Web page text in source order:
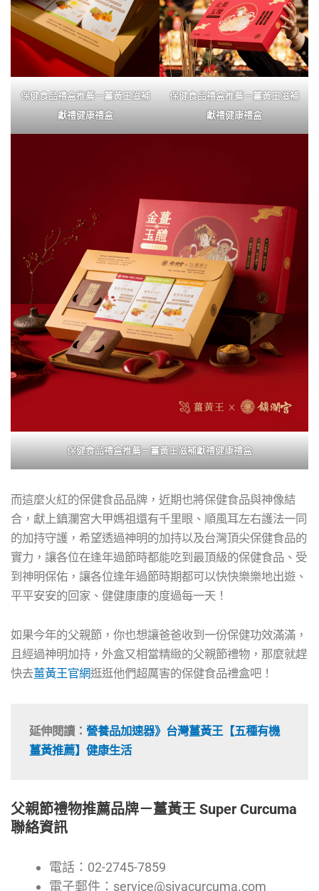
保健食品禮盒推薦－薑黃王滋補
獻禮健康禮盒
保健食品禮盒推薦－薑黃王滋補
獻禮健康禮盒
保健食品禮盒推薦－薑黃王滋補獻禮健康禮盒
而這麼火紅的保健食品品牌，近期也將保健食品與神像結
合，獻上鎮瀾宮大甲媽祖還有千里眼、順風耳左右護法一同
的加持守護，希望透過神明的加持以及台灣頂尖保健食品的
實力，讓各位在逢年過節時都能吃到最頂級的保健食品、受
到神明保佑，讓各位逢年過節時期都可以快快樂樂地出遊、
平平安安的回家、健健康康的度過每一天！
如果今年的父親節，你也想讓爸爸收到一份保健功效滿滿，
且經過神明加持，外盒又相當精緻的父親節禮物，那麼就趕
快去薑黃王官網逛逛他們超厲害的保健食品禮盒吧！
延伸閱讀：營養品加速器》台灣薑黃王【五種有機
薑黃推薦】健康生活
父親節禮物推薦品牌－薑黃王 Super Curcuma
聯絡資訊
電話：02-2745-7859
電子郵件：service@sivacurcuma.com